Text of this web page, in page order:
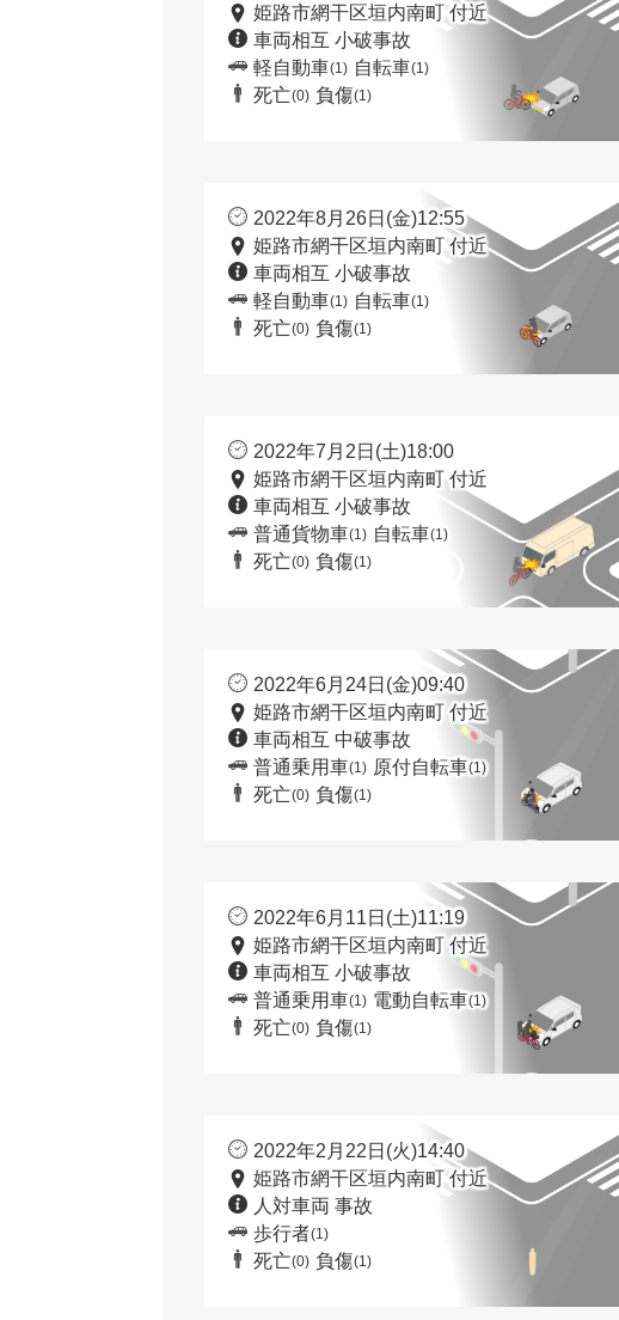
姫路市網干区垣内南町 付近
車両相互 小破事故
軽自動車(1) 自転車(1)
死亡(0) 負傷(1)
2022年8月26日(金)12:55
姫路市網干区垣内南町 付近
車両相互 小破事故
軽自動車(1) 自転車(1)
死亡(0) 負傷(1)
2022年7月2日(土)18:00
姫路市網干区垣内南町 付近
車両相互 小破事故
普通貨物車(1) 自転車(1)
死亡(0) 負傷(1)
2022年6月24日(金)09:40
姫路市網干区垣内南町 付近
車両相互 中破事故
普通乗用車(1) 原付自転車(1)
死亡(0) 負傷(1)
2022年6月11日(土)11:19
姫路市網干区垣内南町 付近
車両相互 小破事故
普通乗用車(1) 電動自転車(1)
死亡(0) 負傷(1)
2022年2月22日(火)14:40
姫路市網干区垣内南町 付近
人対車両 事故
歩行者(1)
死亡(0) 負傷(1)